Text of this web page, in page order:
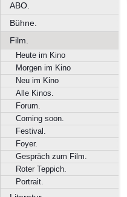
ABO.
Bühne.
Film.
Heute im Kino
Morgen im Kino
Neu im Kino
Alle Kinos.
Forum.
Coming soon.
Festival.
Foyer.
Gespräch zum Film.
Roter Teppich.
Portrait.